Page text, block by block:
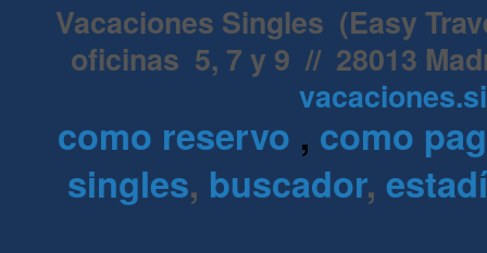
Vacaciones Singles (Easy
oficinas 5, 7 y 9 // 28013
como reservo , como
singles, buscador,